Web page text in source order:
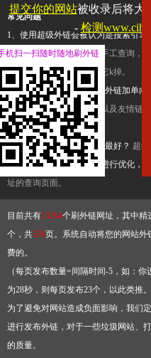
常见问题
1、使用超级外链会被认为是搜索引
查询工具，模拟的是正常手工查询，
推广竞争对手的网址，让它k掉。
2、网站优化单纯依靠超级外链加单向
链，需要结合普通的外链以及友情链
台交换友情链接。
3、如何使用超级外链效果最好？ 超
有频繁使用超级外链工具进行优化，
址的查询页面。
目前共有13264个刷外链网址，其中精
个，共334页。系统自动将您的网站
费的。
（每页发布数量=间隔时间-5，如：
为28秒，则每页发布23个，以此类推
为了避免对网站造成负面影响，我们
进行发布外链，对于一些垃圾网站、
的质量。
提交你的网站被收录后将大
- 检测
机扫一扫随时随地刷外链